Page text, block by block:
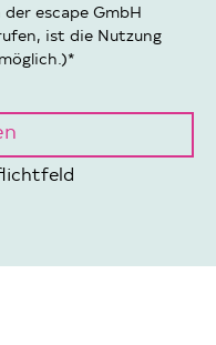
escape GmbH
ist die Nutzung
*